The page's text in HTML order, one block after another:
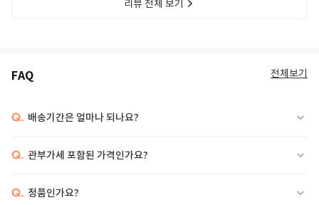
리뷰 전체 보기
FAQ 전체보기
Q. 배송기간은 얼마나 되나요?
Q. 관부가세 포함된 가격인가요?
Q. 정품인가요?